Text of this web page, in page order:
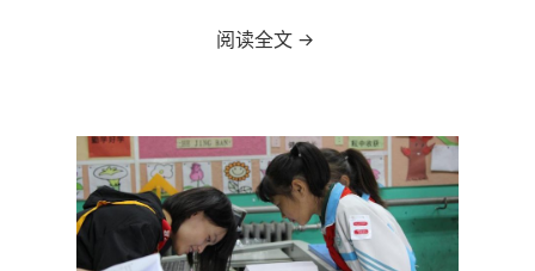
阅读全文 行动倡导